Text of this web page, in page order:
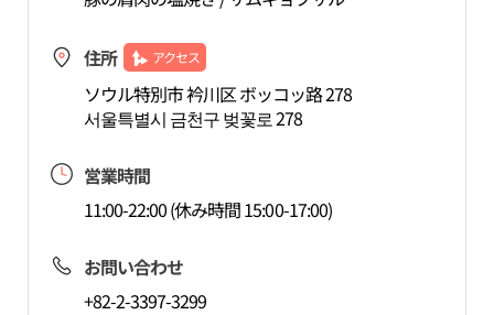
住所 アクセス
ソウル特別市 衿川区 ボッコッ路 278
서울특별시 금천구 벚꽃로 278
営業時間
11:00-22:00 (休み時間 15:00-17:00)
お問い合わせ
+82-2-3397-3299